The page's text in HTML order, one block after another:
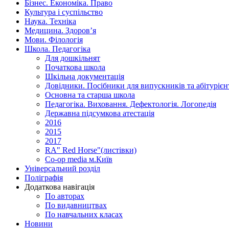
Бізнес. Економіка. Право
Культура і суспільство
Наука. Техніка
Медицина. Здоров’я
Мови. Філологія
Школа. Педагогіка
Для дошкільнят
Початкова школа
Шкільна документація
Довідники. Посібники для випускників та
Основна та старша школа
Педагогіка. Виховання. Дефектологія. Логопедія
Державна підсумкова атестація
2016
2015
2017
RA" Red Horse"(листівки)
Co-op media м.Київ
Універсальний розділ
Поліграфія
Додаткова навігація
По авторах
По видавництвах
По навчальних класах
Новини